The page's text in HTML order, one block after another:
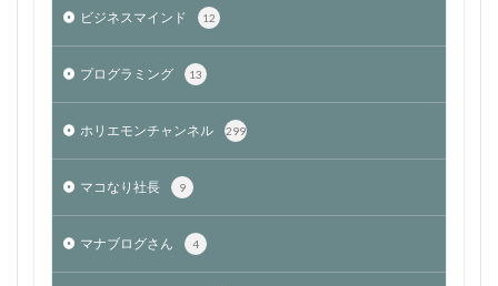
ビジネスマインド 12
プログラミング 13
ホリエモンチャンネル 299
マコなり社長 9
マナブログさん 4